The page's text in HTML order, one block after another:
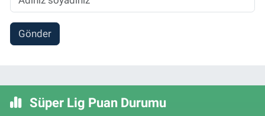
Gönder
Süper Lig Puan Durumu